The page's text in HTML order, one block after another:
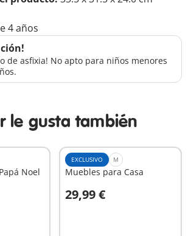
4 años
de asfixia! No apto para niños menores
le gusta también
Noel
EXCLUSIVO M
Muebles para Casa
29,99 €
A la cesta